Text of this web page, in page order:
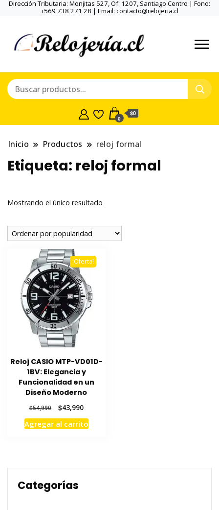
Dirección Tributaria: Monjitas 527, Of. 1207, Santiago Centro | Fono:
+569 738 271 28 | Email: contacto@relojeria.cl
0
$0
Inicio Productos reloj formal
Etiqueta: reloj formal
Mostrando el único resultado
¡Oferta!
Reloj CASIO MTP-VD01D-
1BV: Elegancia y
Funcionalidad en un
Diseño Moderno
$54,990
precio
original
$43,990El
precio
actual
Agregar al carrito
Categorías